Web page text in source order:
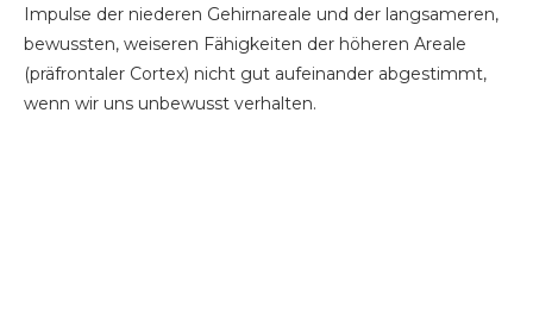
Impulse der niederen Gehirnareale und der langsameren,
bewussten, weiseren Fähigkeiten der höheren Areale
(präfrontaler Cortex) nicht gut aufeinander abgestimmt,
wenn wir uns unbewusst verhalten.